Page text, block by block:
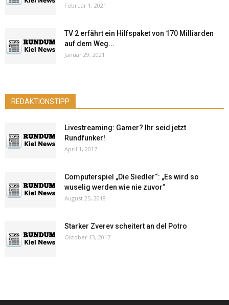
Februar 1, 2021
TV 2 erfährt ein Hilfspaket von 170 Milliarden
auf dem Weg...
Januar 29, 2021
REDAKTIONSTIPP
Livestreaming: Gamer? Ihr seid jetzt
Rundfunker!
April 1, 2017
Computerspiel „Die Siedler“: „Es wird so
wuselig werden wie nie zuvor“
August 25, 2018
Starker Zverev scheitert an del Potro
Oktober 13, 2017